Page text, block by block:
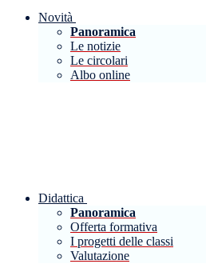
Novità
Panoramica
Le notizie
Le circolari
Albo online
Didattica
Panoramica
Offerta formativa
I progetti delle classi
Valutazione